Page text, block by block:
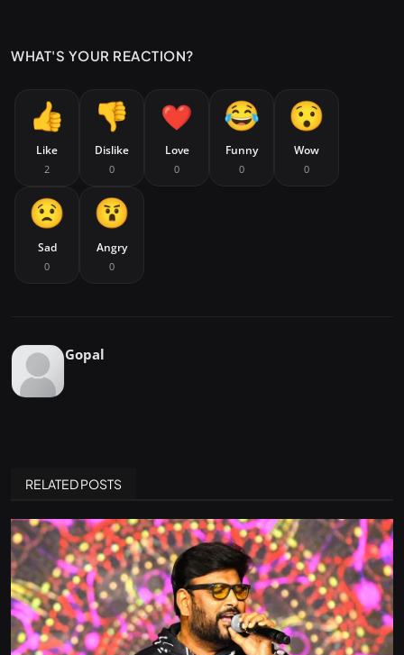
WHAT'S YOUR REACTION?
Like
2
Dislike
0
Love
0
Funny
0
Wow
0
Sad
0
Angry
0
Gopal
RELATED POSTS